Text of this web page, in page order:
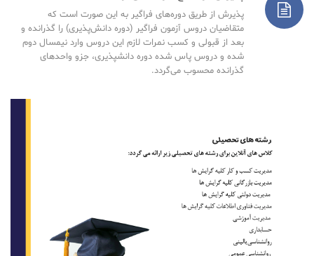
پذیرش از طریق دوره‌های فراگیر به این صورت است که
متقاضیان دروس آزمون فراگیر (دوره دانش‌پذیری) را گذرانده و
بعد از قبولی و کسب نمرات لازم این دروس وارد نیمسال دوم
شده و دروس پاس شده دوره دانشپذیری، جزو واحدهای
گذرانده محسوب می‌گردد.